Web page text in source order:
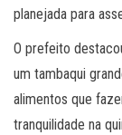
planejada para
O prefeito
um tambaqui
alimentos que
tranquilidade na